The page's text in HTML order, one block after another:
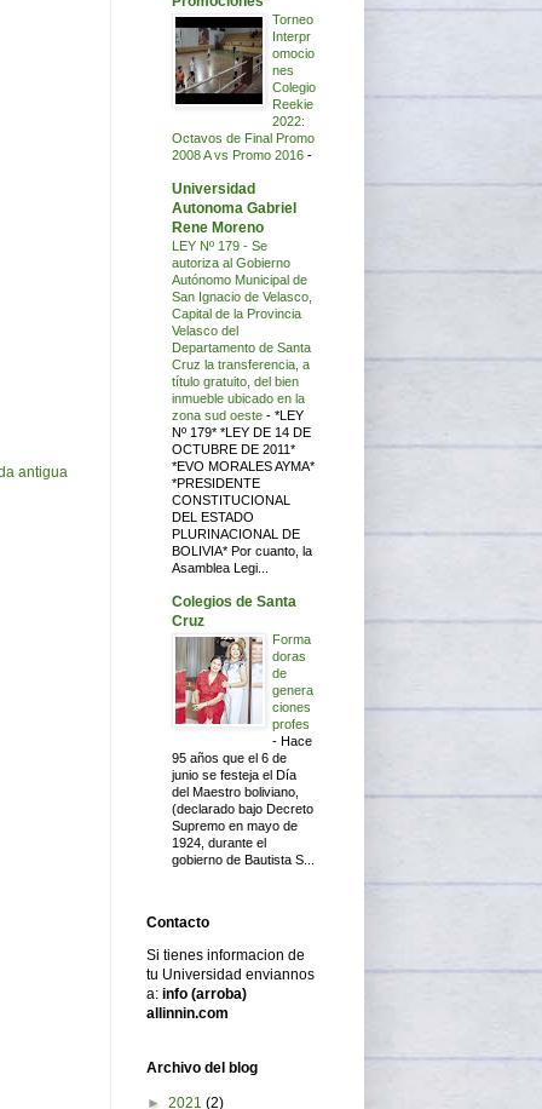
antigua
Torneo
Interpr
omocio
nes
Colegio
Reekie
2022:
Octavos de Final Promo
2008 A vs Promo 2016 -
Universidad
Autonoma Gabriel
Rene Moreno
LEY Nº 179 - Se
autoriza al Gobierno
Autónomo Municipal de
San Ignacio de Velasco,
Capital de la Provincia
Velasco del
Departamento de Santa
Cruz la transferencia, a
título gratuito, del bien
inmueble ubicado en la
zona sud oeste - *LEY
Nº 179* *LEY DE 14 DE
OCTUBRE DE 2011*
*EVO MORALES AYMA*
*PRESIDENTE
CONSTITUCIONAL
DEL ESTADO
PLURINACIONAL DE
BOLIVIA* Por cuanto, la
Asamblea Legi...
Colegios de Santa
Cruz
Forma
doras
de
genera
ciones
profes
- Hace
95 años que el 6 de
junio se festeja el Día
del Maestro boliviano,
(declarado bajo Decreto
Supremo en mayo de
1924, durante el
gobierno de Bautista S...
Contacto
Si tienes informacion de
tu Universidad enviannos
a: info (arroba)
allinnin.com
Archivo del blog
► 2021 (2)